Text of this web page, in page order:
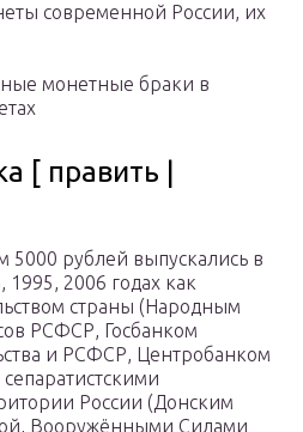
современной России, их
монетные браки в
[ править |
5000 рублей выпускались в
2006 годах как
страны (Народным
РСФСР, Госбанком
и РСФСР, Центробанком
России (Донским
Вооружёнными Силами